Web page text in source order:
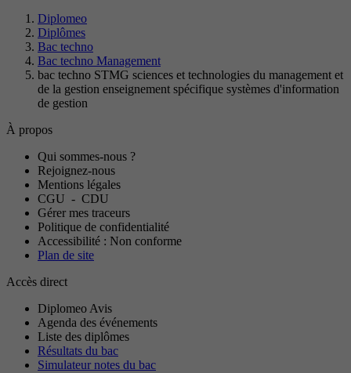
Diplomeo
Diplômes
Bac techno
Bac techno Management
bac techno STMG sciences et technologies du management et
de la gestion enseignement spécifique systèmes d'information
de gestion
À propos
Qui sommes-nous ?
Rejoignez-nous
Mentions légales
CGU - CDU
Gérer mes traceurs
Politique de confidentialité
Accessibilité : Non conforme
Plan de site
Accès direct
Diplomeo Avis
Agenda des événements
Liste des diplômes
Résultats du bac
Simulateur notes du bac